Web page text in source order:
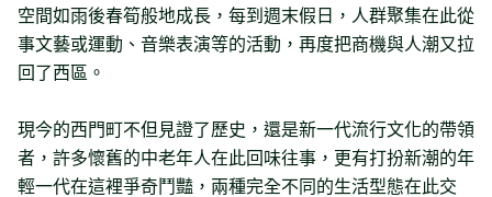
空間如雨後春筍般地成長，每到週末假日，人群聚集在此從
事文藝或運動、音樂表演等的活動，再度把商機與人潮又拉
回了西區。
現今的西門町不但見證了歷史，還是新一代流行文化的帶領
者，許多懷舊的中老年人在此回味往事，更有打扮新潮的年
輕一代在這裡爭奇鬥豔，兩種完全不同的生活型態在此交